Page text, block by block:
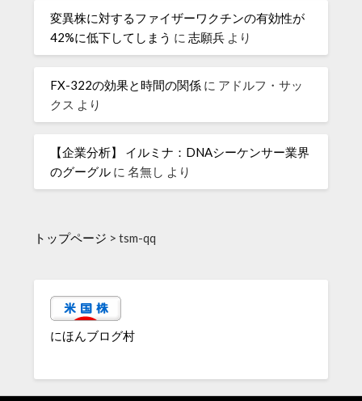
変異株に対するファイザーワクチンの有効性が
42%に低下してしまう に志願兵 より
FX-322の効果と時間の関係 に アドルフ・サッ
クス より
【企業分析】 イルミナ：DNAシーケンサー業界
のグーグル に名無し より
トップページ >tsm-qq
にほんブログ村